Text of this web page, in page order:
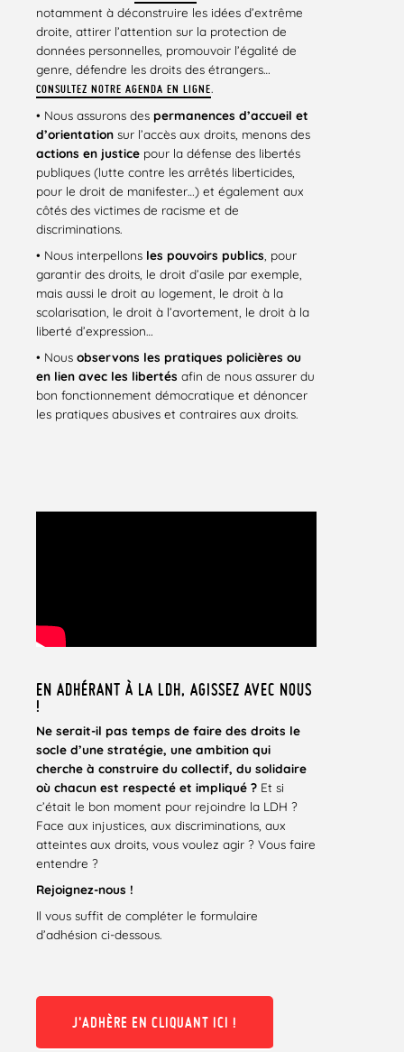
notamment à déconstruire les idées d’extrême
droite, attirer l’attention sur la protection de
données personnelles, promouvoir l’égalité de
genre, défendre les droits des étrangers…
CONSULTEZ NOTRE AGENDA EN LIGNE.
• Nous assurons des permanences d’accueil et
d’orientation sur l’accès aux droits, menons des
actions en justice pour la défense des libertés
publiques (lutte contre les arrêtés liberticides,
pour le droit de manifester…) et également aux
côtés des victimes de racisme et de
discriminations.
• Nous interpellons les pouvoirs publics , pour
garantir des droits, le droit d’asile par exemple,
mais aussi le droit au logement, le droit à la
scolarisation, le droit à l’avortement, le droit à la
liberté d’expression…
• Nous observons les pratiques policières ou
en lien avec les libertés afin de nous assurer du
bon fonctionnement démocratique et dénoncer
les pratiques abusives et contraires aux droits.
EN ADHÉRANT À LA LDH, AGISSEZ AVEC NOUS
!
Ne serait-il pas temps de faire des droits le
socle d’une stratégie, une ambition qui
cherche à construire du collectif, du solidaire
où chacun est respecté et impliqué ? Et si
c’était le bon moment pour rejoindre la LDH ?
Face aux injustices, aux discriminations, aux
atteintes aux droits, vous voulez agir ? Vous faire
entendre ?
Rejoignez-nous !
Il vous suffit de compléter le formulaire
d’adhésion ci-dessous.
J'ADHÈRE EN CLIQUANT ICI !